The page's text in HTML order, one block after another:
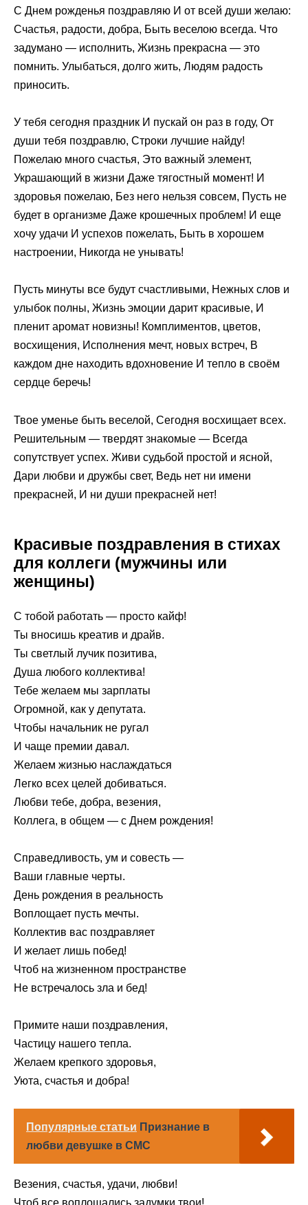
С Днем рожденья поздравляю И от всей души желаю:
Счастья, радости, добра, Быть веселою всегда. Что
задумано — исполнить, Жизнь прекрасна — это
помнить. Улыбаться, долго жить, Людям радость
приносить.
У тебя сегодня праздник И пускай он раз в году, От
души тебя поздравлю, Строки лучшие найду!
Пожелаю много счастья, Это важный элемент,
Украшающий в жизни Даже тягостный момент! И
здоровья пожелаю, Без него нельзя совсем, Пусть не
будет в организме Даже крошечных проблем! И еще
хочу удачи И успехов пожелать, Быть в хорошем
настроении, Никогда не унывать!
Пусть минуты все будут счастливыми, Нежных слов и
улыбок полны, Жизнь эмоции дарит красивые, И
пленит аромат новизны! Комплиментов, цветов,
восхищения, Исполнения мечт, новых встреч, В
каждом дне находить вдохновение И тепло в своём
сердце беречь!
Твое уменье быть веселой, Сегодня восхищает всех.
Решительным — твердят знакомые — Всегда
сопутствует успех. Живи судьбой простой и ясной,
Дари любви и дружбы свет, Ведь нет ни имени
прекрасней, И ни души прекрасней нет!
Красивые поздравления в стихах
для коллеги (мужчины или
женщины)
С тобой работать — просто кайф!
Ты вносишь креатив и драйв.
Ты светлый лучик позитива,
Душа любого коллектива!
Тебе желаем мы зарплаты
Огромной, как у депутата.
Чтобы начальник не ругал
И чаще премии давал.
Желаем жизнью наслаждаться
Легко всех целей добиваться.
Любви тебе, добра, везения,
Коллега, в общем — с Днем рождения!
Справедливость, ум и совесть —
Ваши главные черты.
День рождения в реальность
Воплощает пусть мечты.
Коллектив вас поздравляет
И желает лишь побед!
Чтоб на жизненном пространстве
Не встречалось зла и бед!
Примите наши поздравления,
Частицу нашего тепла.
Желаем крепкого здоровья,
Уюта, счастья и добра!
Популярные статьи Признание в
любви девушке в СМС
Везения, счастья, удачи, любви!